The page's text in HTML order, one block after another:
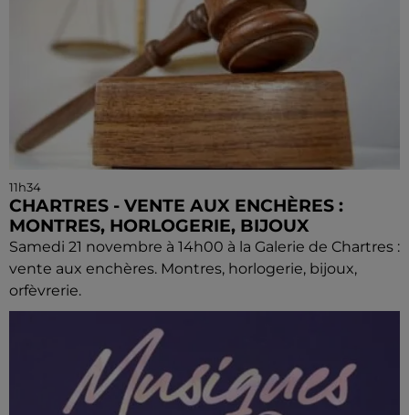
11h34
CHARTRES - VENTE AUX ENCHÈRES :
MONTRES, HORLOGERIE, BIJOUX
Samedi 21 novembre à 14h00 à la Galerie de Chartres :
vente aux enchères. Montres, horlogerie, bijoux,
orfèvrerie.